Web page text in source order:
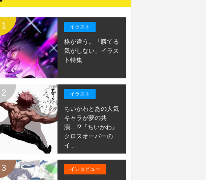
イラスト
格が違う。「勝てる
気がしない」イラス
ト特集
イラスト
ちいかわとあの人気
キャラが夢の共
演…!?『ちいかわ』
クロスオーバーの
イ...
インタビュー